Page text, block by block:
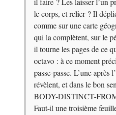
le corps, et relier ? Il
comme sur une carte
qui la complètent, sur le
il tourne les pages de ce
octavo : à ce moment
passe-passe. L’une après
révèlent, et dans le bon
BODY-DISTINCT-
Faut-il une troisième